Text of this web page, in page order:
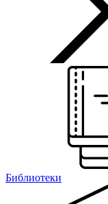
Библиотеки